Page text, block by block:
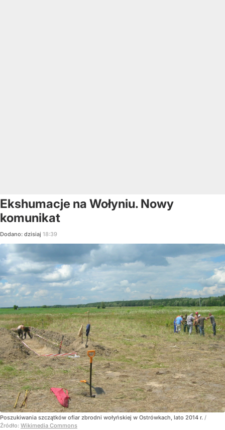
Ekshumacje na Wołyniu. Nowy
komunikat
Dodano: dzisiaj 18:39
Poszukiwania szczątków ofiar zbrodni wołyńskiej w Ostrówkach, lato 2014 r. /
Źródło: Wikimedia Commons